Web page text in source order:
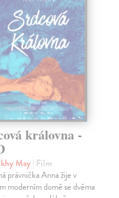
královna -
May| Film
právnička Anna žije v
moderním domě se dvěma